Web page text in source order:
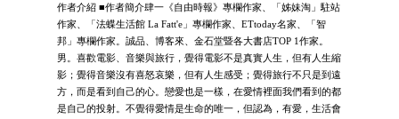
作者介紹 ■作者簡介肆一《自由時報》專欄作家、「姊妹淘」駐站
作家、「法蝶生活館 La Fatt'e」專欄作家、ETtoday名家、「智
邦」專欄作家。誠品、博客來、金石堂暨各大書店TOP 1作家。
男。喜歡電影、音樂與旅行，覺得電影不是真實人生，但有人生縮
影；覺得音樂沒有喜怒哀樂，但有人生感受；覺得旅行不只是到遠
方，而是看到自己的心。戀愛也是一樣，在愛情裡面我們看到的都
是自己的投射。不覺得愛情是生命的唯一，但認為，有愛，生活會